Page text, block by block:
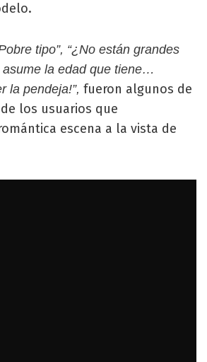
tipo”, “¿No están grandes
asume la edad que tiene…
la pendeja!”, fueron algunos de
los usuarios que
escena a la vista de